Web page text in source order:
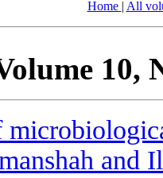
Home | All
10,
and